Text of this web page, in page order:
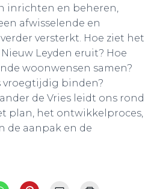
inrichten en beheren,
afwisselende en
versterkt. Hoe ziet het
Leyden eruit? Hoe
woonwensen samen?
vroegtijdig binden?
de Vries leidt ons rond
plan, het ontwikkelproces,
de aanpak en de